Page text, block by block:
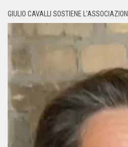
GIULIO CAVALLI SOSTIENE